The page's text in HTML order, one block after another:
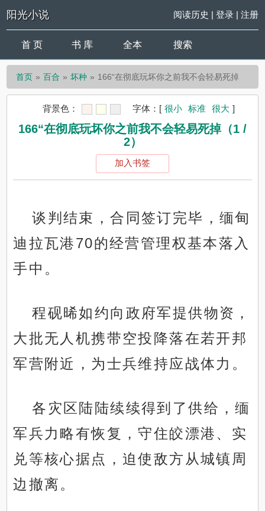
阳光小说 阅读历史 | 登录| 注册
首 页 书 库 全本 搜索
首页 百合 坏种 166“在彻底玩坏你之前我不会轻易死掉
背景色： 字体： [ 很小 标准 很大 ]
166“在彻底玩坏你之前我不会轻易死掉（1 /
2）
加入书签
谈判结束，合同签订完毕，缅甸
迪拉瓦港70的经营管理权基本落入
手中。
程砚晞如约向政府军提供物资，
大批无人机携带空投降落在若开邦
军营附近，为士兵维持应战体力。
各灾区陆陆续续得到了供给，缅
军兵力略有恢复，守住皎漂港、实
兑等核心据点，迫使敌方从城镇周
边撤离。